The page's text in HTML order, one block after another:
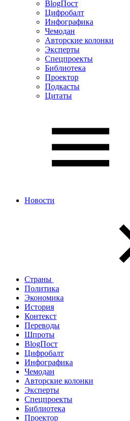
BlogПост
Цифробалт
Инфографика
Чемодан
Авторские колонки
Эксперты
Спецпроекты
Библиотека
Проектор
Подкасты
Цитаты
Новости
Страны
Политика
Экономика
История
Контекст
Переводы
Шпроты
BlogПост
Цифробалт
Инфографика
Чемодан
Авторские колонки
Эксперты
Спецпроекты
Библиотека
Проектор